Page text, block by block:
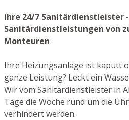
Ihre 24/7 Sanitärdienstleister
Sanitärdienstleistungen von
Monteuren
Ihre Heizungsanlage ist kaputt
ganze Leistung? Leckt ein
Wir vom Sanitärdienstleister in
Tage die Woche rund um die
verhindert werden.